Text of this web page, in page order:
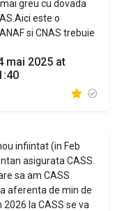
greu cu dovada
este o
si CNAS trebuie
mai 2025 at
infiintat (in Feb
asigurata CASS.
sa am CASS
aferenta de min de
2026 la CASS se va